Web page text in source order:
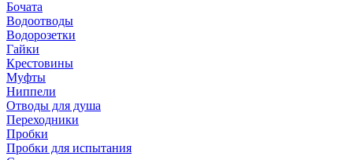
Бочата
Водоотводы
Водорозетки
Гайки
Крестовины
Муфты
Ниппели
Отводы для душа
Переходники
Пробки
Пробки для испытания